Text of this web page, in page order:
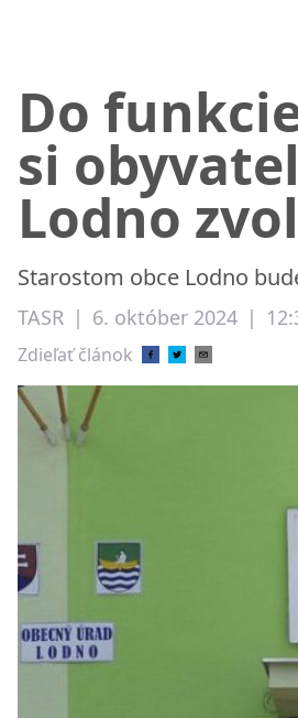
Do
si
Lodno
Starostom obce Lodno
TASR | 6. október 2024 |
Zdieľať článok